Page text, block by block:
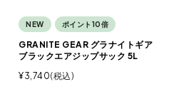
NEW ポイント10倍
GRANITE GEAR グラナイトギア
ブラックエアジップサック 5L
¥3,740 税込